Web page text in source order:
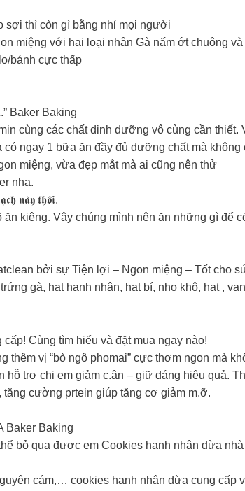
sợi thì còn gì bằng nhỉ mọi người
miệng với hai loại nhân Gà nấm ớt chuông
bánh cực thấp
Baker Baking
cùng các chất dinh dưỡng vô cùng cần
ngay 1 bữa ăn đầy đủ dưỡng chất mà không
miệng, vừa đẹp mắt mà ai cũng nên thử
nha.
𝖓𝖆̀𝖞 𝖙𝖍𝖔̂𝖎.
kiêng. Vậy chúng mình nên ăn những gì để
bởi sự Tiện lợi – Ngon miệng – Tốt cho
gà, hạt hạnh nhân, hạt bí, nho khô, hạt ,
Cùng tìm hiểu và đặt mua ngay nào️!
vị “bò ngô phomai” cực thơm ngon mà
trợ chị em giảm c.ân – giữ dáng hiệu quả.
tăng cường prtein giúp tăng cơ giảm m.ỡ.
Baker Baking
bỏ qua được em Cookies hạnh nhân dừa
cám,… cookies hạnh nhân dừa cung